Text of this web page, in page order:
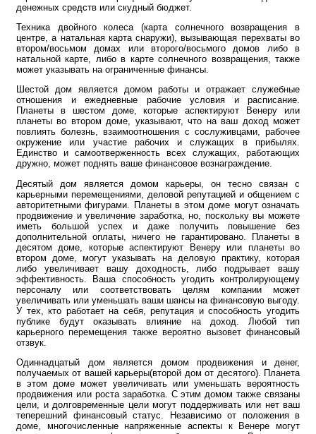
денежных средств или скудный бюджет.
Техника двойного колеса (карта солнечного возвращения в
центре, а натальная карта снаружи), вызывающая перехваты во
втором/восьмом домах или второго/восьмого домов либо в
натальной карте, либо в карте солнечного возвращения, также
может указывать на ограниченные финансы.
Шестой дом является домом работы и отражает служебные
отношения и ежедневные рабочие условия и расписание.
Планеты в шестом доме, которые аспектируют Венеру или
планеты во втором доме, указывают, что на ваш доход может
повлиять болезнь, взаимоотношения с сослуживцами, рабочее
окружение или участие рабочих и служащих в прибылях.
Единство и самоотверженность всех служащих, работающих
дружно, может поднять ваше финансовое вознаграждение.
Десятый дом является домом карьеры, он тесно связан с
карьерными перемещениями, деловой репутацией и общением с
авторитетными фигурами. Планеты в этом доме могут означать
продвижение и увеличение заработка, но, поскольку вы можете
иметь большой успех и даже получить повышение без
дополнительной оплаты, ничего не гарантировано. Планеты в
десятом доме, которые аспектируют Венеру или планеты во
втором доме, могут указывать на деловую практику, которая
либо увеличивает вашу доходность, либо подрывает вашу
эффективность. Ваша способность угодить контролирующему
персоналу или соответствовать целям компании может
увеличивать или уменьшать ваши шансы на финансовую выгоду.
У тех, кто работает на себя, репутация и способность угодить
публике будут оказывать влияние на доход. Любой тип
карьерного перемещения также вероятно вызовет финансовый
отзвук.
Одиннадцатый дом является домом продвижения и денег,
получаемых от вашей карьеры(второй дом от десятого). Планета
в этом доме может увеличивать или уменьшать вероятность
продвижения или роста заработка. С этим домом также связаны
цели, и долговременные цели могут поддерживать или нет ваш
теперешний финансовый статус. Независимо от положения в
доме, многочисленные напряженные аспекты к Венере могут